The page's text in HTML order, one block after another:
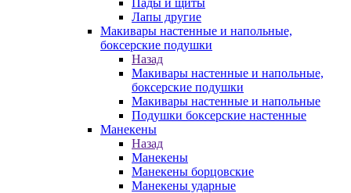
Пады и щиты
Лапы другие
Макивары настенные и напольные,
боксерские подушки
Назад
Макивары настенные и напольные,
боксерские подушки
Макивары настенные и напольные
Подушки боксерские настенные
Манекены
Назад
Манекены
Манекены борцовские
Манекены ударные